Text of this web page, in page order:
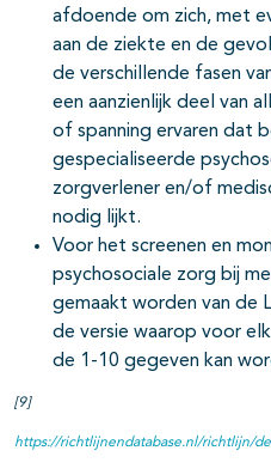
afdoende om zich, met
aan de ziekte en de
de verschillende fasen
een aanzienlijk deel van
of spanning ervaren dat
gespecialiseerde
zorgverlener en/of
nodig lijkt.
Voor het screenen en
psychosociale zorg bij
gemaakt worden van de
de versie waarop voor
de 1-10 gegeven kan
[9]
https://richtlijnendatabase.nl/richtlijn/